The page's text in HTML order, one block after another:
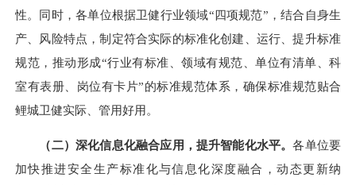
性。同时，各单位根据卫健行业领域“四项规范”，结合自身生
产、风险特点，制定符合实际的标准化创建、运行、提升标准
规范，推动形成“行业有标准、领域有规范、单位有清单、科
室有表册、岗位有卡片”的标准规范体系，确保标准规范贴合
鲤城卫健实际、管用好用。
（二）深化信息化融合应用，提升智能化水平。各单位要
加快推进安全生产标准化与信息化深度融合，动态更新纳